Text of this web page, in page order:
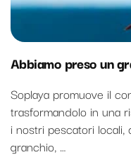
Abbiamo preso un
Soplaya promuove il
trasformandolo in una
i nostri pescatori locali,
granchio, …